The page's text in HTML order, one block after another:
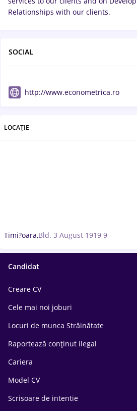
Relationships with our clients.
SOCIAL
http://www.econometrica.ro
LOCAȚIE
Timi?oara,Bld. 3 August 1919 9
Candidat
Creare CV
Cele mai noi joburi
Locuri de munca Străinătate
Raportează conținut ilegal
Cariera
Model CV
Scrisoare de intentie